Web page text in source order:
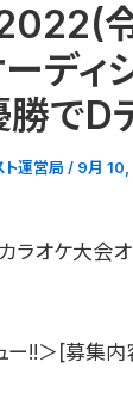
ディ
でD
ト運営局 / 9月
ラオケ大会
ー!!＞[募集内